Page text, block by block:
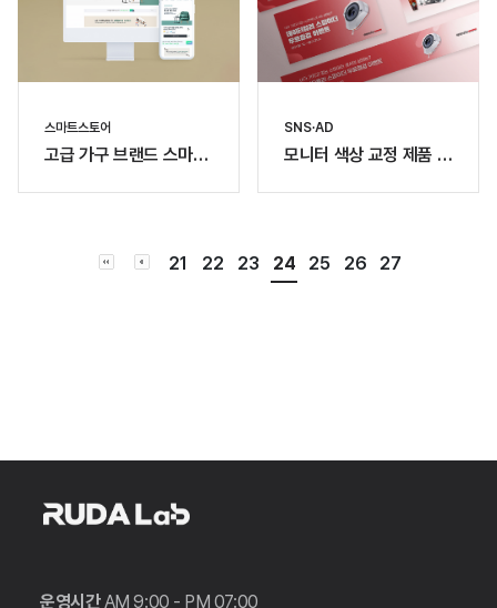
스마트스토어
고급 가구 브랜드 스마트
SNS·AD
모니터 색상 교정 제품 홍
21 22 23 24 25 26 27
운영시간AM 9:00 - PM 07:00